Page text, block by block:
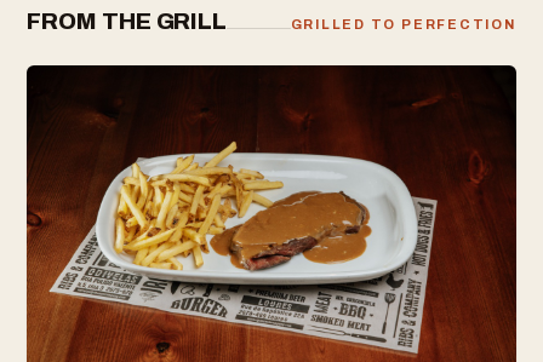
FROM THE GRILL GRILLED TO PERFECTION